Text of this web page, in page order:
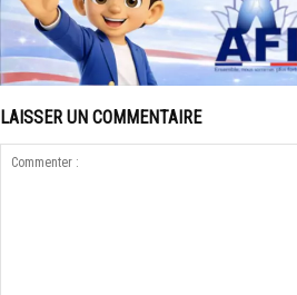
LAISSER UN COMMENTAIRE